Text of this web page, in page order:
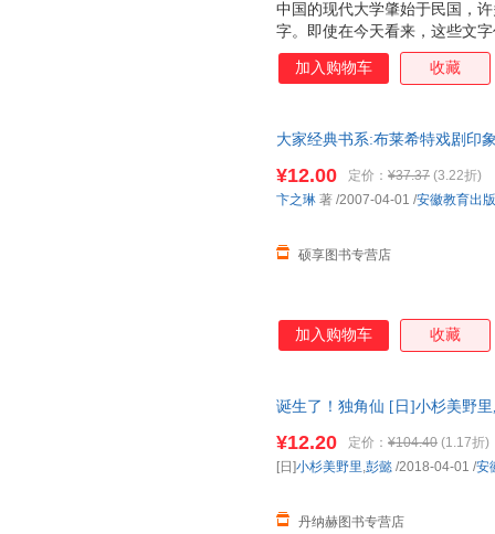
中国的现代大学肇始于民国，
字。即使在今天看来，这些文
张建安、朱清时编著的《现代
育家及大学校长蔡元培专论教
加入购物车 收藏
大家经典书系:布莱希特戏剧印
¥12.00 定价： ¥37.37 (3.22折)
硕享图书专营店
卞之琳 著 /2007-04-01 /安徽教育出
加入购物车 收藏
诞生了！独角仙 [日]小杉美野里
¥12.20 定价： ¥104.40 (1.17折)
丹纳赫图书专营店
[日]小杉美野里,彭懿 /2018-04-01 /安